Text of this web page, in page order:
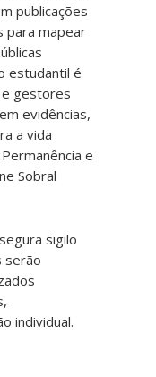
publicações
para mapear
estudantil é
e gestores
evidências,
a vida
e
Sobral
sigilo
serão
individual.